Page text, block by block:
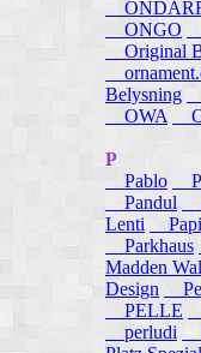
ONGO
Original
Belysning
OWA
P
Pablo
Pandul
Lenti
Parkhaus
Madden
Design
PELLE
perludi